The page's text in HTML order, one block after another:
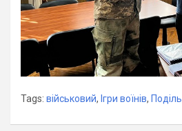
Tags: військовий, Ігри воїнів,